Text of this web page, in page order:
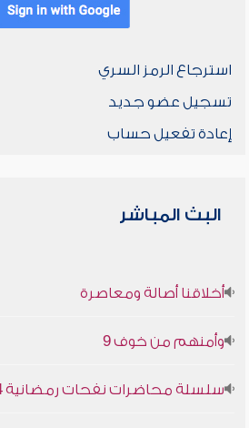
استرجاع الرمز السري
تسجيل عضو جديد
إعادة تفعيل حساب
البث المباشر
أخلاقنا أصالة ومعاصرة
وأمنهم من خوف 9
سلسلة محاضرات نفحات رمضانية 1444هـ